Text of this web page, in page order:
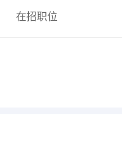
在招职位